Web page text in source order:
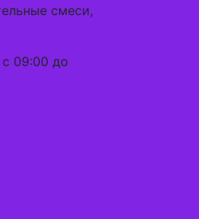
смеси,
09:00 до